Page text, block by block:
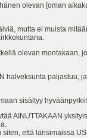
olevan [oman
mutta ei muista
olevan montakaan,
halveksunta paljastuu,
sisältyy
AINUTTAKAAN
että länsimaissa